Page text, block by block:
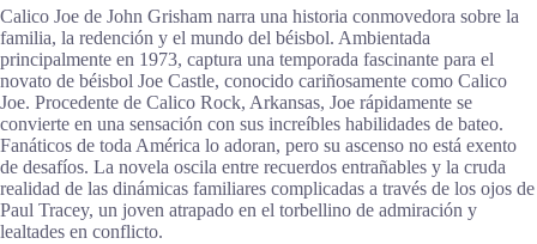
Calico Joe de John Grisham narra una historia conmovedora sobre la
familia, la redención y el mundo del béisbol. Ambientada
principalmente en 1973, captura una temporada fascinante para el
novato de béisbol Joe Castle, conocido cariñosamente como Calico
Joe. Procedente de Calico Rock, Arkansas, Joe rápidamente se
convierte en una sensación con sus increíbles habilidades de bateo.
Fanáticos de toda América lo adoran, pero su ascenso no está exento
de desafíos. La novela oscila entre recuerdos entrañables y la cruda
realidad de las dinámicas familiares complicadas a través de los ojos de
Paul Tracey, un joven atrapado en el torbellino de admiración y
lealtades en conflicto.